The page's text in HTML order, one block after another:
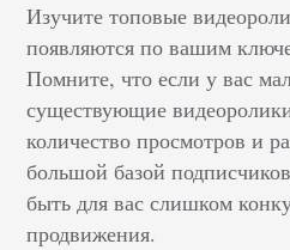
Изучите топовые
появляются по вашим
Помните, что если у вас
существующие
количество просмотров и
большой базой
быть для вас слишком
продвижения.